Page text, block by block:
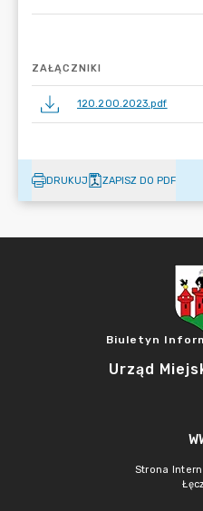
ZAŁĄCZNIKI
120.200.2023.pdf
DRUKUJ ZAPISZ DO PDF
Biuletyn
Urząd
Strona